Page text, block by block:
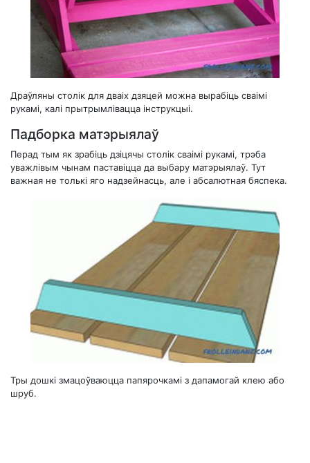
Драўляны столік для дваіх дзяцей можна вырабіць сваімі
рукамі, калі прытрымлівацца інструкцыі.
Падборка матэрыялаў
Перад тым як зрабіць дзіцячы столік сваімі рукамі, трэба
уважлівым чынам паставіцца да выбару матэрыялаў. Тут
важная не толькі яго надзейнасць, але і абсалютная бяспека.
Тры дошкі змацоўваюцца папярочкамі з дапамогай клею або
шруб.